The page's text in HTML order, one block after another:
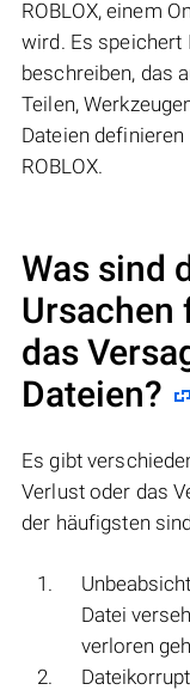
ROBLOX, einem
wird. Es speichert
beschreiben, das
Teilen,
Dateien
ROBLOX.
Was sind
Ursachen
das
Dateien?
Es gibt
Verlust oder das
der häufigsten
Datei
verloren